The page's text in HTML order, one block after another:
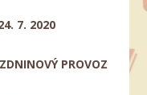
7. 2020
PROVOZ